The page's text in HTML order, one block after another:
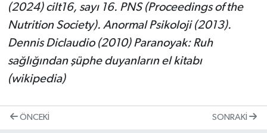
(2024) cilt16, sayı 16. PNS (Proceedings of the
Nutrition Society). Anormal Psikoloji (2013).
Dennis Diclaudio (2010) Paranoyak: Ruh
sağlığından şüphe duyanların el kitabı
(wikipedia)
ÖNCEKI SONRAKI